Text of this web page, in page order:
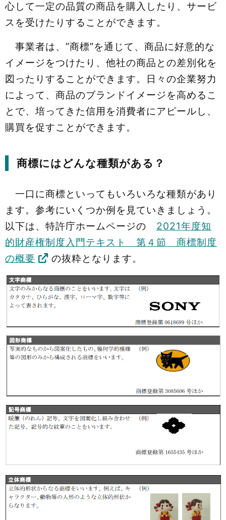
心して一定の品質の商品を購入したり、サービ
スを受けたりすることができます。
事業者は、”商標”を通じて、商品に好意的な
イメージをつけたり、他社の商品との差別化を
図ったりすることができます。日々の企業努力
によって、商品のブランドイメージを高めるこ
とで、培ってきた信用を消費者にアピールし、
購買を促すことができます。
商標にはどんな種類がある？
一口に商標といってもいろいろな種類があり
ます。参考にいくつか例を見ていきましょう。
以下は、特許庁ホームページの 2021年度知
的財産権制度入門テキスト 第４節 商標制度
の概要
の抜粋となります。